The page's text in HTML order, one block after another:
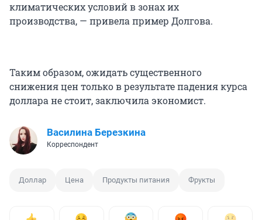
климатических условий в зонах их
производства, — привела пример Долгова.
Таким образом, ожидать существенного
снижения цен только в результате падения курса
доллара не стоит, заключила экономист.
Василина Березкина
Корреспондент
Доллар Цена Продукты питания Фрукты